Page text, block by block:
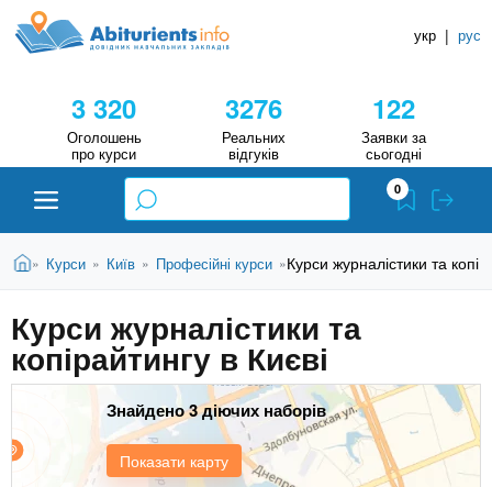
д
A
i
t
u
r
i
e
о
н
к
Н
в
ч
а
ь
3 320
Оголошень
про курси
3276
Реальних
відгуків
122
Заявки за
сьогодні
укр | рус
Абітурієнту
ЗВО (ВНЗ)
Коледжі
Курси
0
В
т
у
т
Головна
» Курси » Київ » Професійні курси »Курси журналістики та
Курси журналістики та
копірайтингу в Києві
Показати карту
Знайдено 3 діючих наборів